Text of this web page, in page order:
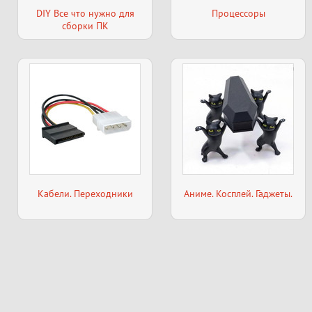
DIY Все что нужно для
сборки ПК
Процессоры
Кабели. Переходники Аниме. Косплей. Гаджеты.